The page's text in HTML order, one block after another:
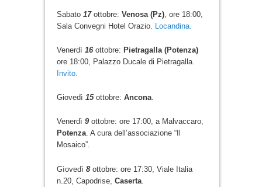
Sabato 17ottobre: Venosa (Pz), ore 18:00,
Sala Convegni Hotel Orazio. Locandina.
Venerdì 16 ottobre: Pietragalla (Potenza)
ore 18:00, Palazzo Ducale di Pietragalla.
Invito.
Giovedì 15ottobre: Ancona.
Venerdì 9 ottobre: ore 17:00, a Malvaccaro,
Potenza. A cura dell’associazione “Il
Mosaico”.
Gìovedì 8 ottobre: ore 17:30, Viale Italia
n.20, Capodrise, Caserta.